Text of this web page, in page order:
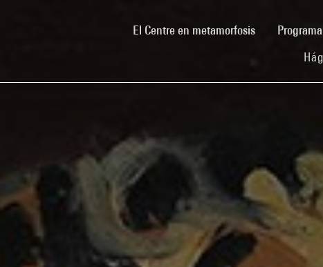
El Centre en metamorfosis(current)Programa